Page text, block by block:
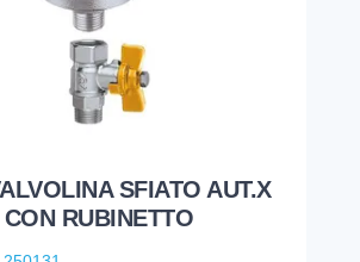
SFIATO AUT.X
RUBINETTO